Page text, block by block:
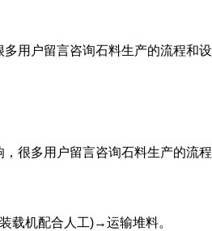
用户留言咨询石料生产的流程和设
很多用户留言咨询石料生产的流程
载机配合人工)→运输堆料。